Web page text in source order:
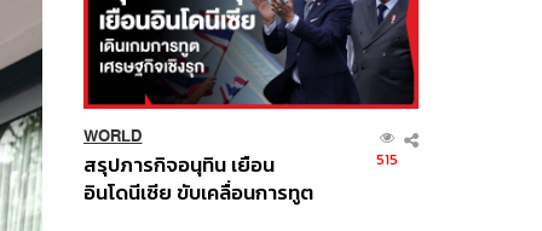
WORLD
สรุปภารกิจอนุทิน เยือน
อินโดนีเซีย ขับเคลื่อนการทูต
515